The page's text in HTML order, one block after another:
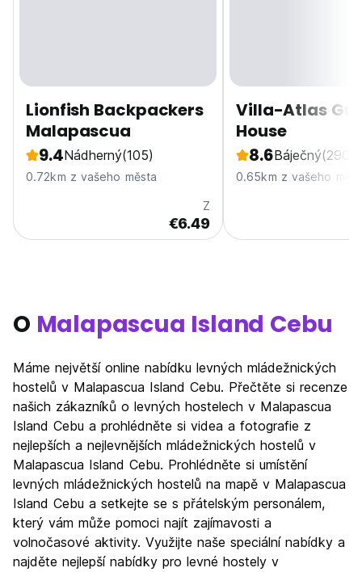
Lionfish Backpackers
Malapascua
9.4Nádherný(105)
0.72km z vašeho města
Z
€6.49
Villa-Atlas
House
8.6Báječný(290)
0.65km z vašeho
O Malapascua Island Cebu
Máme největší online nabídku levných mládežnických
hostelů v Malapascua Island Cebu. Přečtěte si recenze
našich zákazníků o levných hostelech v Malapascua
Island Cebu a prohlédněte si videa a fotografie z
nejlepších a nejlevnějších mládežnických hostelů v
Malapascua Island Cebu. Prohlédněte si umístění
levných mládežnických hostelů na mapě v Malapascua
Island Cebu a setkejte se s přátelským personálem,
který vám může pomoci najít zajímavosti a
volnočasové aktivity. Využijte naše speciální nabídky a
najděte nejlepší nabídky pro levné hostely v